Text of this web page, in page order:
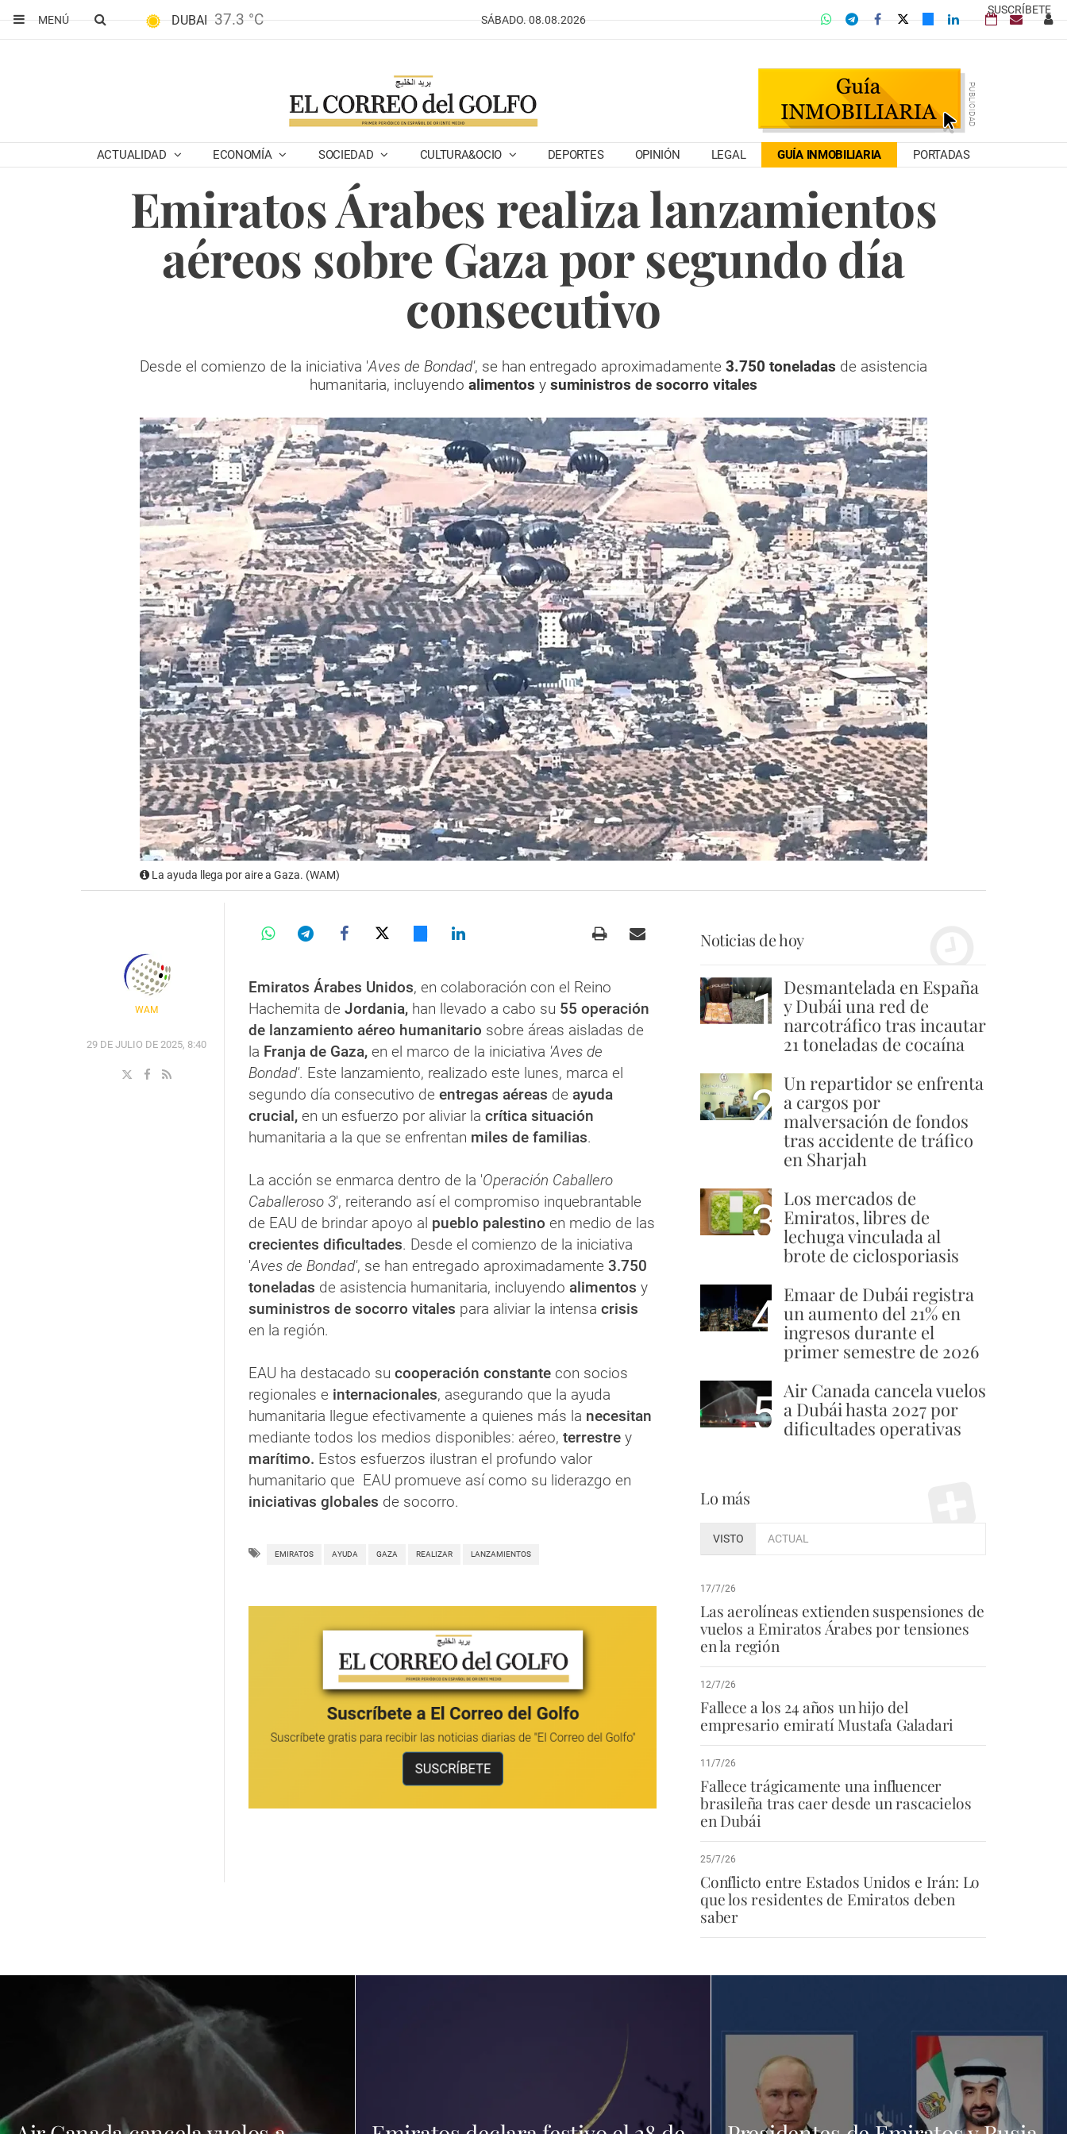
SUSCRÍBETE
MENÚ
DUBAI 37.3 °C SÁBADO. 08.08.2026
ACTUALIDAD ECONOMÍA SOCIEDAD CULTURA&OCIO DEPORTES OPINIÓN LEGAL GUÍA INMOBILIARIA PORTADAS
Emiratos Árabes realiza lanzamientos
aéreos sobre Gaza por segundo día
consecutivo
Desde el comienzo de la iniciativa 'Aves de Bondad', se han entregado aproximadamente 3.750 toneladas de asistencia
humanitaria, incluyendo alimentos y suministros de socorro vitales
La ayuda llega por aire a Gaza. (WAM)
WAM
29 DE JULIO DE 2025, 8:40
Emiratos Árabes Unidos, en colaboración con el Reino
Hachemita de Jordania, han llevado a cabo su 55 operación
de lanzamiento aéreo humanitario sobre áreas aisladas de
la Franja de Gaza, en el marco de la iniciativa 'Aves de
Bondad'. Este lanzamiento, realizado este lunes, marca el
segundo día consecutivo de entregas aéreas de ayuda
crucial, en un esfuerzo por aliviar la crítica situación
humanitaria a la que se enfrentan miles de familias.
La acción se enmarca dentro de la 'Operación Caballero
Caballeroso 3', reiterando así el compromiso inquebrantable
de EAU de brindar apoyo al pueblo palestino en medio de las
crecientes dificultades. Desde el comienzo de la iniciativa
'Aves de Bondad', se han entregado aproximadamente 3.750
toneladas de asistencia humanitaria, incluyendo alimentos y
suministros de socorro vitales para aliviar la intensa crisis
en la región.
EAU ha destacado su cooperación constante con socios
regionales e internacionales, asegurando que la ayuda
humanitaria llegue efectivamente a quienes más la necesitan
mediante todos los medios disponibles: aéreo, terrestre y
marítimo. Estos esfuerzos ilustran el profundo valor
humanitario que EAU promueve así como su liderazgo en
iniciativas globales de socorro.
EMIRATOS AYUDA GAZA REALIZAR LANZAMIENTOS
Noticias de hoy
1 Desmantelada en España
y Dubái una red de
narcotráfico tras incautar
21 toneladas de cocaína
2 Un repartidor se enfrenta
a cargos por
malversación de fondos
tras accidente de tráfico
en Sharjah
3 Los mercados de
Emiratos, libres de
lechuga vinculada al
brote de ciclosporiasis
4 Emaar de Dubái registra
un aumento del 21% en
ingresos durante el
primer semestre de 2026
5 Air Canada cancela vuelos
a Dubái hasta 2027 por
dificultades operativas
Lo más
VISTO ACTUAL
17/7/26
Las aerolíneas extienden suspensiones de
vuelos a Emiratos Árabes por tensiones
en la región
12/7/26
Fallece a los 24 años un hijo del
empresario emiratí Mustafa Galadari
11/7/26
Fallece trágicamente una influencer
brasileña tras caer desde un rascacielos
en Dubái
25/7/26
Conflicto entre Estados Unidos e Irán: Lo
que los residentes de Emiratos deben
saber